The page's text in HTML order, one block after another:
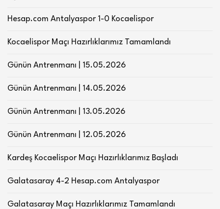
Hesap.com Antalyaspor 1-0 Kocaelispor
Kocaelispor Maçı Hazırlıklarımız Tamamlandı
Günün Antrenmanı | 15.05.2026
Günün Antrenmanı | 14.05.2026
Günün Antrenmanı | 13.05.2026
Günün Antrenmanı | 12.05.2026
Kardeş Kocaelispor Maçı Hazırlıklarımız Başladı
Galatasaray 4-2 Hesap.com Antalyaspor
Galatasaray Maçı Hazırlıklarımız Tamamlandı